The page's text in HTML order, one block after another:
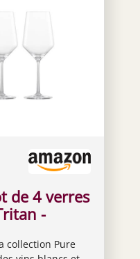
de 4 verres
-
collection Pure